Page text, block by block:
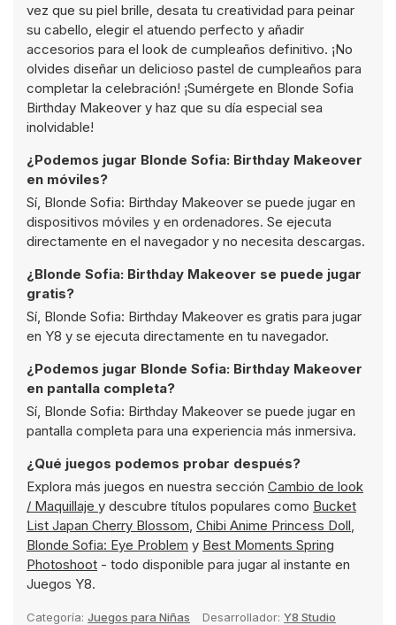
vez que su piel brille, desata tu creatividad para peinar
su cabello, elegir el atuendo perfecto y añadir
accesorios para el look de cumpleaños definitivo. ¡No
olvides diseñar un delicioso pastel de cumpleaños para
completar la celebración! ¡Sumérgete en Blonde Sofia
Birthday Makeover y haz que su día especial sea
inolvidable!
¿Podemos jugar Blonde Sofia: Birthday Makeover
en móviles?
Sí, Blonde Sofia: Birthday Makeover se puede jugar en
dispositivos móviles y en ordenadores. Se ejecuta
directamente en el navegador y no necesita descargas.
¿Blonde Sofia: Birthday Makeover se puede jugar
gratis?
Sí, Blonde Sofia: Birthday Makeover es gratis para jugar
en Y8 y se ejecuta directamente en tu navegador.
¿Podemos jugar Blonde Sofia: Birthday Makeover
en pantalla completa?
Sí, Blonde Sofia: Birthday Makeover se puede jugar en
pantalla completa para una experiencia más inmersiva.
¿Qué juegos podemos probar después?
Explora más juegos en nuestra sección Cambio de look
/ Maquillaje y descubre títulos populares como Bucket
List Japan Cherry Blossom, Chibi Anime Princess Doll,
Blonde Sofia: Eye Problem y Best Moments Spring
Photoshoot - todo disponible para jugar al instante en
Juegos Y8.
Categoría: Juegos para Niñas Desarrollador: Y8 Studio